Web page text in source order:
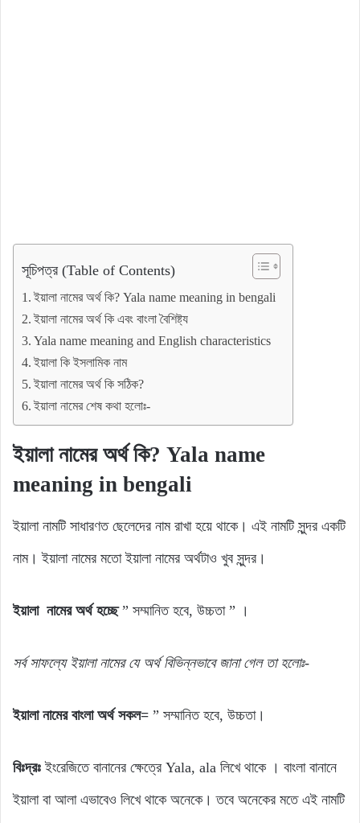
সূচিপত্র (Table of Contents)
ইয়ালা নামের অর্থ কি? Yala name meaning in bengali
ইয়ালা নামের অর্থ কি এবং বাংলা বৈশিষ্ট্য
Yala name meaning and English characteristics
ইয়ালা কি ইসলামিক নাম
ইয়ালা নামের অর্থ কি সঠিক?
ইয়ালা নামের শেষ কথা হলোঃ-
ইয়ালা নামের অর্থ কি? Yala name
meaning in bengali
ইয়ালা নামটি সাধারণত ছেলেদের নাম রাখা হয়ে থাকে। এই নামটি সুন্দর একটি
নাম। ইয়ালা নামের মতো ইয়ালা নামের অর্থটাও খুব সুন্দর।
ইয়ালা নামের অর্থ হচ্ছে” সম্মানিত হবে, উচ্চতা ” ।
সর্ব সাফল্যে ইয়ালানামের যে অর্থবিভিন্নভাবে জানা গেলতা হলোঃ-
ইয়ালা নামের বাংলা অর্থ সকল= ” সম্মানিত হবে, উচ্চতা।
বিঃদ্রঃ ইংরেজিতে বানানের ক্ষেত্রে Yala, ala লিখে থাকে । বাংলা বানানে
ইয়ালা বা আলা এভাবেও লিখে থাকে অনেকে। তবে অনেকের মতে এই নামটি